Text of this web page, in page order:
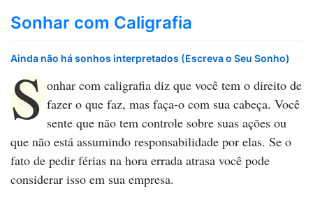
Sonhar com Caligrafia
Ainda não há sonhos interpretados (Escreva o Seu Sonho)
S onhar com caligrafia diz que você tem o direito de
fazer o que faz, mas faça-o com sua cabeça. Você
sente que não tem controle sobre suas ações ou
que não está assumindo responsabilidade por elas. Se o
fato de pedir férias na hora errada atrasa você pode
considerar isso em sua empresa.